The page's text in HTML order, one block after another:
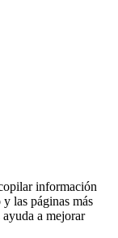
información
las páginas más
a mejorar